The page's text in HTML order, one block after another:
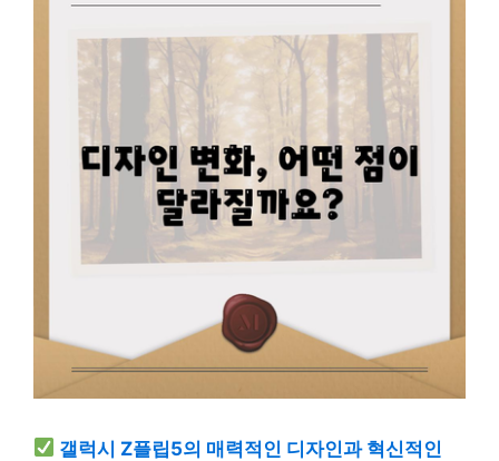
갤럭시 Z플립5의 매력적인 디자인과 혁신적인